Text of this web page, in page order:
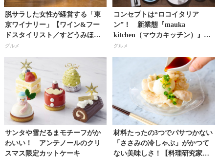
脱サラした女性が経営する「東
京ワイナリー」【ワイン&フー
ドスタイリスト／すどうみほこ
さん】
グルメ
コンセプトは“ロコイタリア
ン”！ 新業態『mauka
kitchen（マウカキッチン）』が
赤坂にオープン!!
グルメ
サンタや雪だるまモチーフがか
わいい！ アンテノールのクリ
スマス限定カットケーキ
材料たったの3つでパサつかない
「ささみの冷しゃぶ」がかつて
ない美味しさ！【料理研究家・